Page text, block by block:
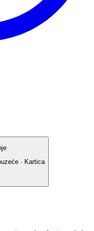
· Kartica